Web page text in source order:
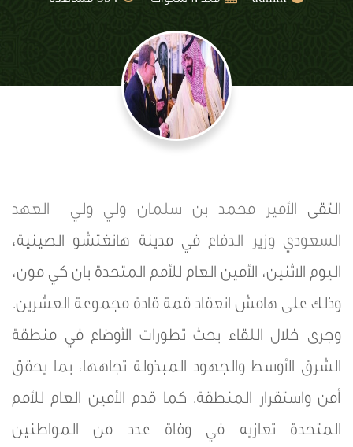
التقى الأمير محمد بن سلمان
ولي ولي العهد
السعودي وزير الدفاعفي مدينة هانغتشو الصينية،
اليوم الاثنين، الأمين العام للأمم المتحدة بان كي مون،
وذلك على هامش انعقاد قمة قادة مجموعة العشرين.
وجرى خلال اللقاء بحث تطورات الأوضاع في منطقة
الشرق الأوسط والجهود المبذولة تجاهها، بما يحقق
أمن واستقرار المنطقة. كما قدم الأمين العام للأمم
المتحدة تعازيه في وفاة عدد من المواطنين